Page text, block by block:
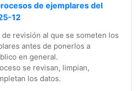
de ejemplares del
12
revisión al que se someten los
antes de ponerlos a
en general.
se revisan, limpian,
los datos.